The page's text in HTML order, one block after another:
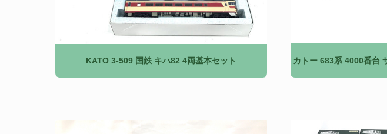
KATO 3-509 国鉄 キハ82 4両基本セット カトー 683系 4000番台